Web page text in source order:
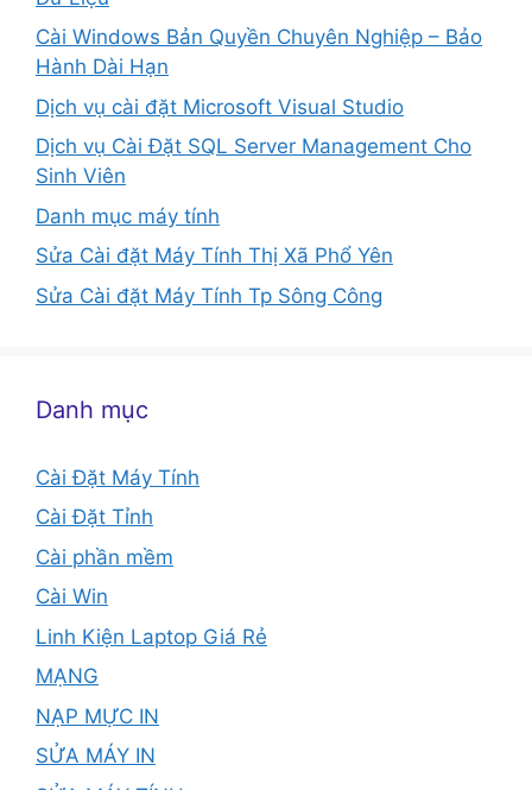
Cài Windows Bản Quyền Chuyên Nghiệp – Bảo
Hành Dài Hạn
Dịch vụ cài đặt Microsoft Visual Studio
Dịch vụ Cài Đặt SQL Server Management Cho
Sinh Viên
Danh mục máy tính
Sửa Cài đặt Máy Tính Thị Xã Phổ Yên
Sửa Cài đặt Máy Tính Tp Sông Công
Danh mục
Cài Đặt Máy Tính
Cài Đặt Tỉnh
Cài phần mềm
Cài Win
Linh Kiện Laptop Giá Rẻ
MẠNG
NẠP MỰC IN
SỬA MÁY IN